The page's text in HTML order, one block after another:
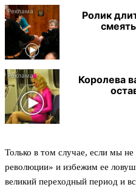
Ролик
Королева
Только в том случае, если мы
революции» и избежим ее
великий переходный период и